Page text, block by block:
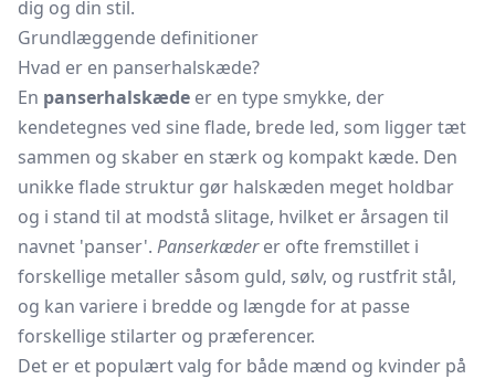
dig og din stil.
Grundlæggende definitioner
Hvad er en panserhalskæde?
En panserhalskæde er en type smykke, der
kendetegnes ved sine flade, brede led, som ligger tæt
sammen og skaber en stærk og kompakt kæde. Den
unikke flade struktur gør halskæden meget holdbar
og i stand til at modstå slitage, hvilket er årsagen til
navnet 'panser'. Panserkæderer ofte fremstillet i
forskellige metaller såsom guld, sølv, og rustfrit stål,
og kan variere i bredde og længde for at passe
forskellige stilarter og præferencer.
Det er et populært valg for både mænd og kvinder på